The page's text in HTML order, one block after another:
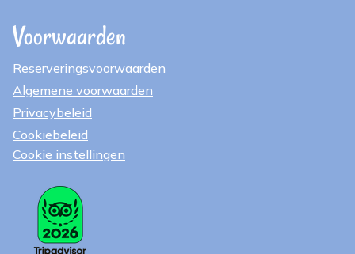
Voorwaarden
Reserveringsvoorwaarden
Algemene voorwaarden
Privacybeleid
Cookiebeleid
Cookie instellingen